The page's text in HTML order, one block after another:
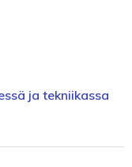
ja tekniikassa